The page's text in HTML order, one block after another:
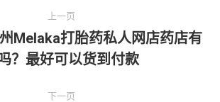
上一页
上
一
Melaka打胎药私人网店药店有
？最好可以货到付款
下一页